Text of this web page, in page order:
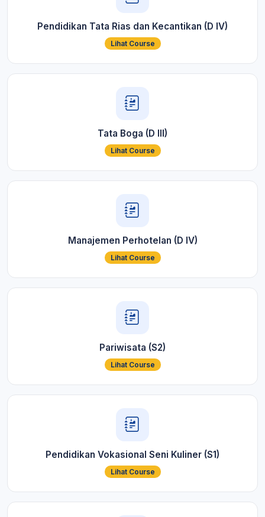
Pendidikan Tata Rias dan Kecantikan (D IV)
Lihat Course
Tata Boga (D III)
Lihat Course
Manajemen Perhotelan (D IV)
Lihat Course
Pariwisata (S2)
Lihat Course
Pendidikan Vokasional Seni Kuliner (S1)
Lihat Course